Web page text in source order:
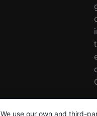
We use our own and third-